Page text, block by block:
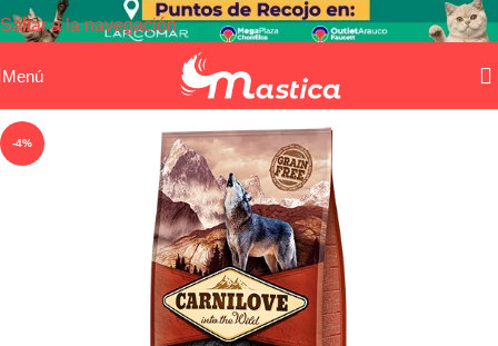
Saltar a la navegación
Saltar al contenido principal
Menú
-4%